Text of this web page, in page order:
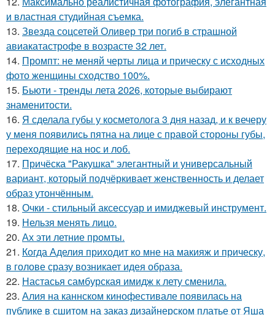
и властная студийная съемка.
13. Звезда соцсетей Оливер три погиб в страшной
авиакатастрофе в возрасте 32 лет.
14. Промпт: не меняй черты лица и прическу с исходных
фото женщины сходство 100%.
15. Бьюти - тренды лета 2026, которые выбирают
знаменитости.
16. Я сделала губы у косметолога 3 дня назад, и к вечеру
у меня появились пятна на лице с правой стороны губы,
переходящие на нос и лоб.
17. Причёска "Ракушка" элегантный и универсальный
вариант, который подчёркивает женственность и делает
образ утончённым.
18. Очки - стильный аксессуар и имиджевый инструмент.
19. Нельзя менять лицо.
20. Ах эти летние промты.
21. Когда Аделия приходит ко мне на макияж и прическу,
в голове сразу возникает идея образа.
22. Настасья самбурская имидж к лету сменила.
23. Алия на каннском кинофестивале появилась на
публике в сшитом на заказ дизайнерском платье от Яша